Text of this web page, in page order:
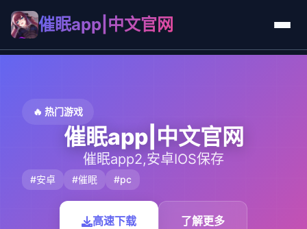
催眠app|中文官网
🔥 热门游戏
催眠app|中文官网
催眠app2,安卓IOS保存
#安卓 #催眠 #pc
高速下载 了解更多